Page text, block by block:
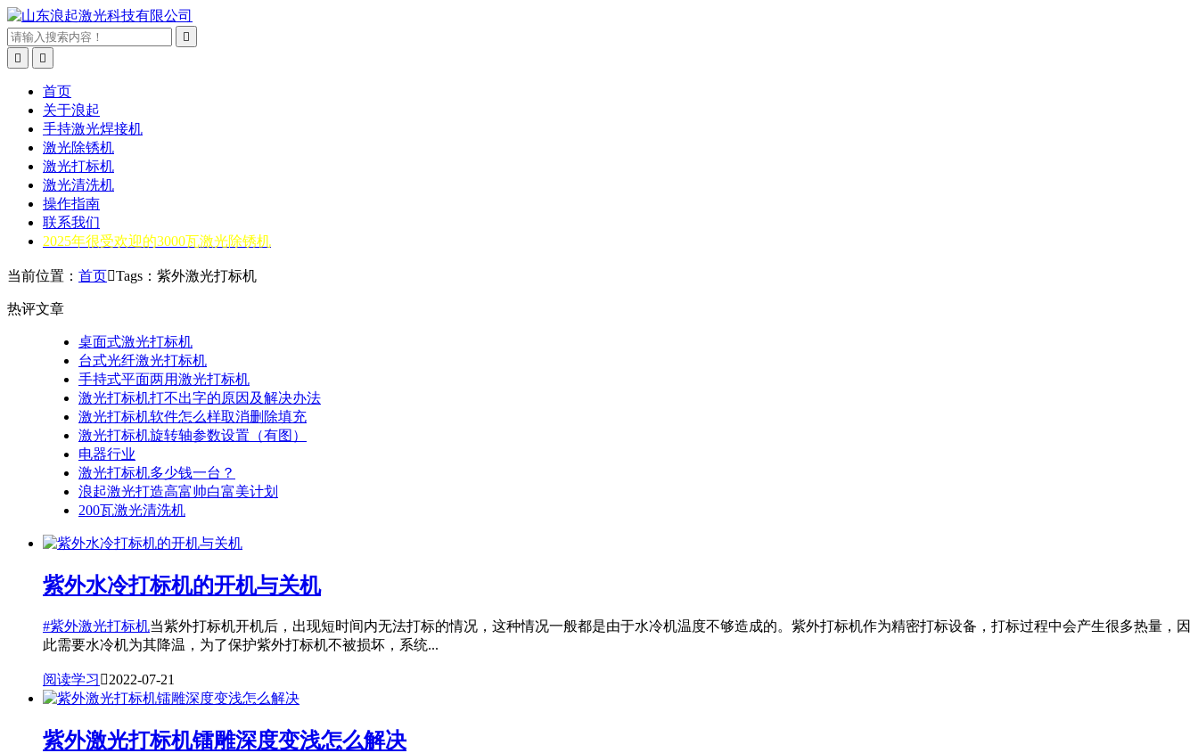



首页
关于浪起
手持激光焊接机
激光除锈机
激光打标机
激光清洗机
操作指南
联系我们
2025年很受欢迎的3000瓦激光除锈机
当前位置： 首页Tags：紫外激光打标机
热评文章
桌面式激光打标机
台式光纤激光打标机
手持式平面两用激光打标机
激光打标机打不出字的原因及解决办法
激光打标机软件怎么样取消删除填充
激光打标机旋转轴参数设置（有图）
电器行业
激光打标机多少钱一台？
浪起激光打造高富帅白富美计划
200瓦激光清洗机
紫外水冷打标机的开机与关机
#紫外激光打标机当紫外打标机开机后，出现短时间内无法打标的情况，这种情况一般都是由于水冷机温度不够造成的。紫外打标机作为精密打标设备，打标过程中会产生很多热量，因
此需要水冷机为其降温，为了保护紫外打标机不被损坏，系统...
阅读学习 2022-07-21
紫外激光打标机镭雕深度变浅怎么解决